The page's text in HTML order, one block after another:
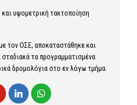
και υψομετρική τακτοποίηση
τον ΟΣΕ, αποκαταστάθηκε και
τα προγραμματισμένα
δρομολόγια στο εν λόγω τμήμα.